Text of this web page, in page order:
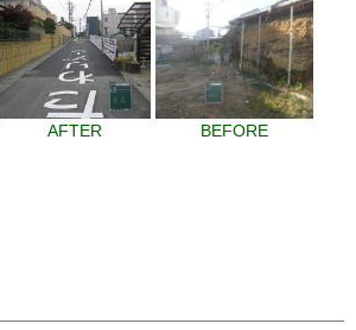
AFTER BEFORE